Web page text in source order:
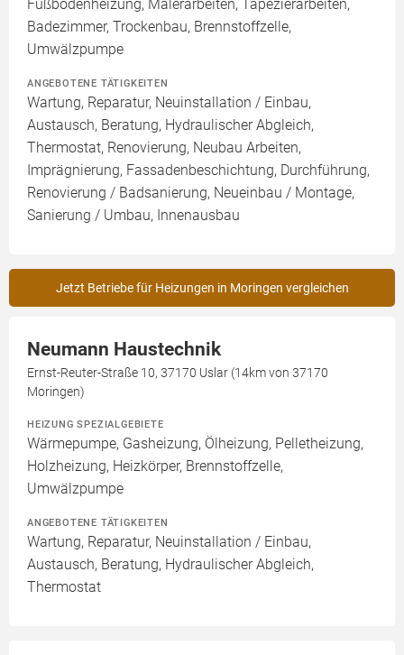
Fußbodenheizung, Malerarbeiten, Tapezierarbeiten,
Badezimmer, Trockenbau, Brennstoffzelle,
Umwälzpumpe
ANGEBOTENE TÄTIGKEITEN
Wartung, Reparatur, Neuinstallation / Einbau,
Austausch, Beratung, Hydraulischer Abgleich,
Thermostat, Renovierung, Neubau Arbeiten,
Imprägnierung, Fassadenbeschichtung, Durchführung,
Renovierung / Badsanierung, Neueinbau / Montage,
Sanierung / Umbau, Innenausbau
Jetzt Betriebe für Heizungen in Moringen vergleichen
Neumann Haustechnik
Ernst-Reuter-Straße 10, 37170 Uslar (14km von 37170
Moringen)
HEIZUNG SPEZIALGEBIETE
Wärmepumpe, Gasheizung, Ölheizung, Pelletheizung,
Holzheizung, Heizkörper, Brennstoffzelle,
Umwälzpumpe
ANGEBOTENE TÄTIGKEITEN
Wartung, Reparatur, Neuinstallation / Einbau,
Austausch, Beratung, Hydraulischer Abgleich,
Thermostat